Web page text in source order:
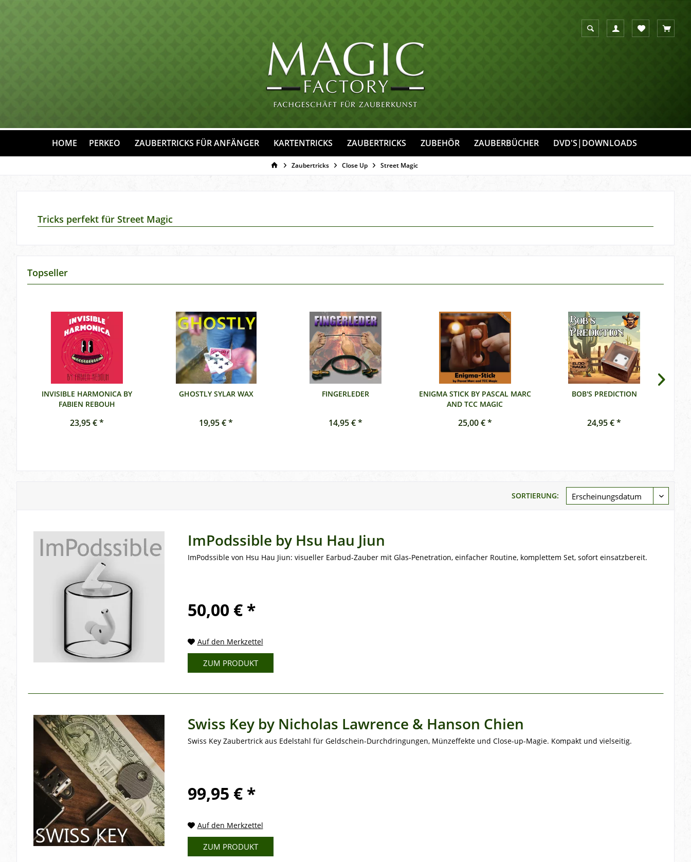
Suche anzeigen
HOME PERKEO ZAUBERTRICKS FÜR ANFÄNGER KARTENTRICKS ZAUBERTRICKS ZUBEHÖR ZAUBERBÜCHER DVD'S|DOWNLOADS
Zaubertricks Close Up Street Magic
Tricks perfekt für Street Magic
Topseller
INVISIBLE HARMONICA BY
FABIEN REBOUH
23,95 € *
GHOSTLY SYLAR WAX
19,95 € *
FINGERLEDER
14,95 € *
ENIGMA STICK BY PASCAL MARC
AND TCC MAGIC
25,00 € *
BOB'S PREDICTION
24,95 € *
SORTIERUNG:
ImPodssible by Hsu Hau Jiun
ImPodssible von Hsu Hau Jiun: visueller Earbud-Zauber mit Glas-Penetration, einfacher Routine, komplettem Set, sofort einsatzbereit.
50,00 € *
Auf den Merkzettel
ZUM PRODUKT
Swiss Key by Nicholas Lawrence & Hanson Chien
Swiss Key Zaubertrick aus Edelstahl für Geldschein-Durchdringungen, Münzeffekte und Close-up-Magie. Kompakt und vielseitig.
99,95 € *
Auf den Merkzettel
ZUM PRODUKT